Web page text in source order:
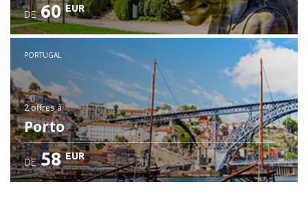
DE 60 EUR
PORTUGAL
2 offresà
Porto
DE 58 EUR